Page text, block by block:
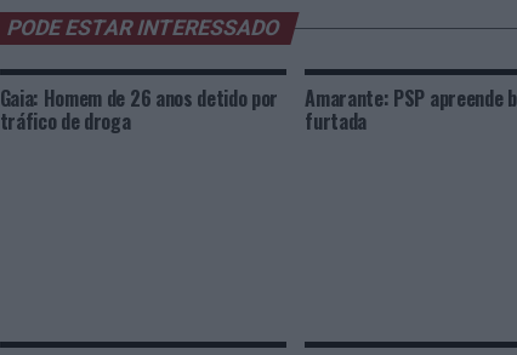
PODE ESTAR INTERESSADO
Gaia: Homem de 26 anos detido por
tráfico de droga
Amarante: PSP apreende
furtada